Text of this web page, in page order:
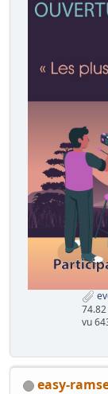
vu
easy-